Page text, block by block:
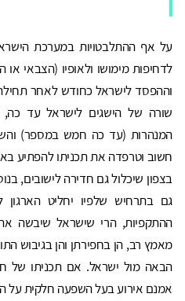
על אף ההתלבטויות במערכת
לדחיפות מימושו ולאופיו (הצבאי
שורה של הישגים לישראל עד כה,
המנהרות (עד כה חמש במספר)
חשוב וטרפדה את תכניתו להפתיע
בצפון שיכלול גם חדירה לישובים,
גם בתרחיש שלפיו יחליט הארגון
ההתקפיות, הרי שישראל שיבשה
מאמץ רב, הן בחפירתן והן בגיבוש
הבאה מול ישראל. אם תכניתו של
אמנם אירוע בעל השפעה חלקית על